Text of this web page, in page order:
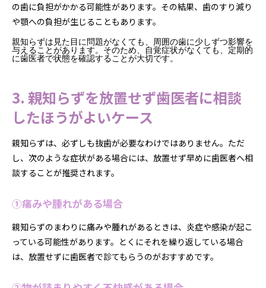
の歯に負担がかかる可能性があります。その結果、歯のすり減り
や顎への負担が生じることもあります。
親知らずは見た目に問題がなくても、周囲の歯に少しずつ影響を
与えることがあります。そのため、自覚症状がなくても、定期的
に歯医者で状態を確認することが大切です。
3. 親知らずを放置せず歯医者に相談
したほうがよいケース
親知らずは、必ずしも抜歯が必要なわけではありません。ただ
し、次のような症状がある場合には、放置せず早めに歯医者へ相
談することが推奨されます。
①痛みや腫れがある場合
親知らずのまわりに痛みや腫れがあるときは、炎症や感染が起こ
っている可能性があります。とくにそれを繰り返している場合
は、放置せずに歯医者で診てもらうのがおすすめです。